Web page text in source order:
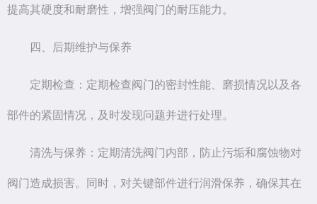
提高其硬度和耐磨性，增强阀门的耐压能力。
四、后期维护与保养
定期检查：定期检查阀门的密封性能、磨损情况以及各
部件的紧固情况，及时发现问题并进行处理。
清洗与保养：定期清洗阀门内部，防止污垢和腐蚀物对
阀门造成损害。同时，对关键部件进行润滑保养，确保其在